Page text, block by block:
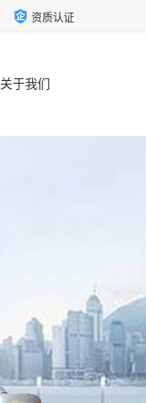
资质认证
关于我们